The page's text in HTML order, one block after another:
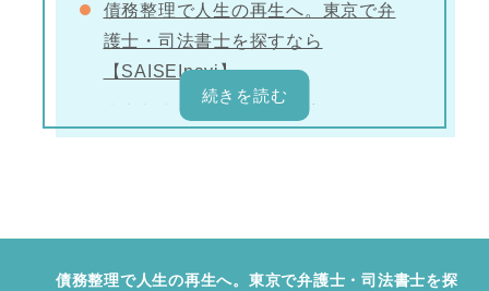
債務整理で人生の再生へ。東京で弁
護士・司法書士を探すなら
【SAISEInavi】
東京都内で債務整理に対応してくれ
る弁護士事務所
ネクスパート法律事務所
債務整理で人生の再生へ。東京で弁護士・司法書士を探